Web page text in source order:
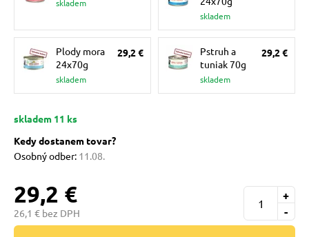
ohlávky
psov
skladem
skladem
Plody mora
24x70g
skladem
29,2 €
Pstruh a
tuniak 70g
skladem
29,2 €
skladem 11 ks
Kedy dostanem tovar?
Osobný odber: 11.08.
29,2 €
26,1 € bez DPH -
+